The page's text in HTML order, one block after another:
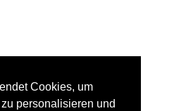
Cookies, um
personalisieren und